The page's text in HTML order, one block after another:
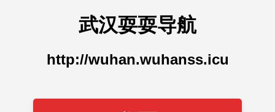
武汉耍耍导航
http://wuhan.wuhanss.icu